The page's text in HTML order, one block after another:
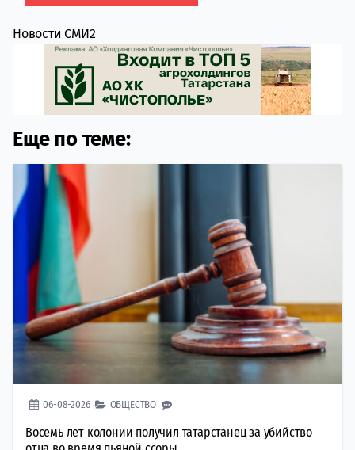
Новости СМИ2
Еще по теме:
06-08-2026 ОБЩЕСТВО
Восемь лет колонии получил татарстанец за убийство